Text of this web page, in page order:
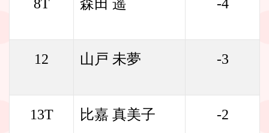
8T 森田 遥 -4
12 山戸 未夢 -3
13T 比嘉 真美子 -2